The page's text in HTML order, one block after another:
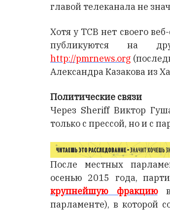
главой телеканала не
Хотя у ТСВ нет своего
публикуются на
http://pmrnews.org
Александра Казакова из
Политические связи
Через Sheriff Виктор
только с прессой, но и с
После местных
осенью 2015 года,
крупнейшую фракциюв
парламенте), в которой